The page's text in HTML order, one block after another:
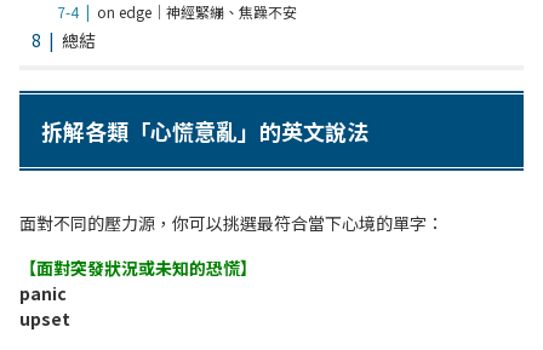
on edge｜神經緊繃、焦躁不安
總結
拆解各類「心慌意亂」的英文說法
面對不同的壓力源，你可以挑選最符合當下心境的單字：
【面對突發狀況或未知的恐慌】
panic
upset